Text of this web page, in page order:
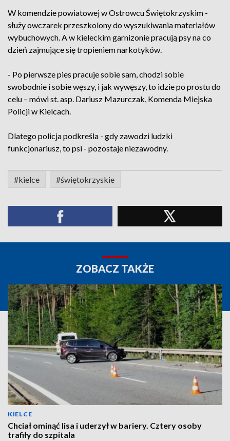
W komendzie powiatowej w Ostrowcu Świętokrzyskim -
służy owczarek przeszkolony do wyszukiwania materiałów
wybuchowych. A w kieleckim garnizonie pracują psy na co
dzień zajmujące się tropieniem narkotyków.
- Po pierwsze pies pracuje sobie sam, chodzi sobie
swobodnie i sobie węszy, i jak wywęszy, to idzie po prostu do
celu – mówi st. asp. Dariusz Mazurczak, Komenda Miejska
Policji w Kielcach.
Dlatego policja podkreśla - gdy zawodzi ludzki
funkcjonariusz, to psi - pozostaje niezawodny.
#kielce #świętokrzyskie
ZOBACZ TAKŻE
KIELCE
Chciał ominąć lisa i uderzył w bariery. Cztery osoby
trafiły do szpitala